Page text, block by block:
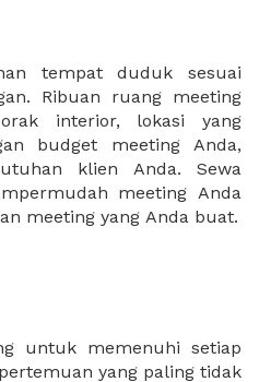
meeting yang Anda buat.